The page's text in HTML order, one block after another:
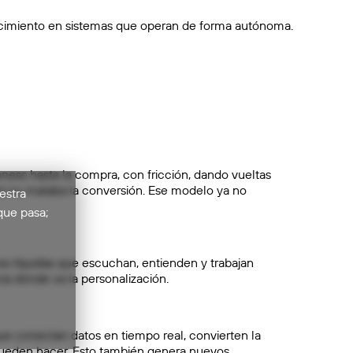
en sistemas que operan de forma autónoma.
hasta la compra, con fricción, dando vueltas
mataba la conversión. Ese modelo ya no
líquidas que escuchan, entienden y trabajan
dónde va la personalización.
conectan datos en tiempo real, convierten la
pasa;